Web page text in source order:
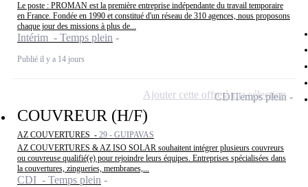
Le poste : PROMAN est la première entreprise indépendante du travail temporaire
en France. Fondée en 1990 et constitué d'un réseau de 310 agences, nous proposons
chaque jour des missions à plus de...
Intérim - Temps plein
Publié il y a 14 jours
COUVREUR (H/F)
AZ COUVERTURES - 29 - GUIPAVAS
AZ COUVERTURES & AZ ISO SOLAR souhaitent intégrer plusieurs couvreurs
ou couvreuse qualifié(e) pour rejoindre leurs équipes. Entreprises spécialisées dans
la couvertures, zingueries, membranes,...
CDI - Temps plein
CDITemps plein
Ajouter cette offre à ma sélection